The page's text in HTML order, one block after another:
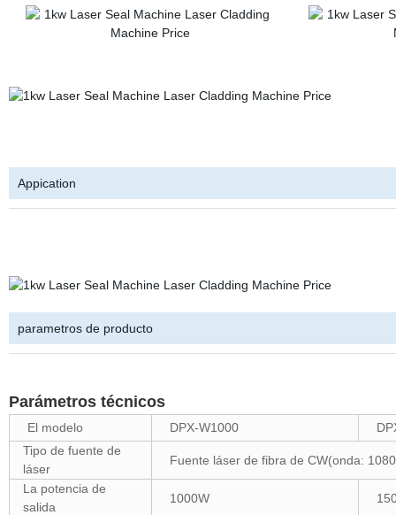
Appication
parametros de producto
Parámetros técnicos
El modelo DPX-W1000
Tipo de fuente de
láser
Fuente láser de fibra de CW(onda:
La potencia de
salida
1000W